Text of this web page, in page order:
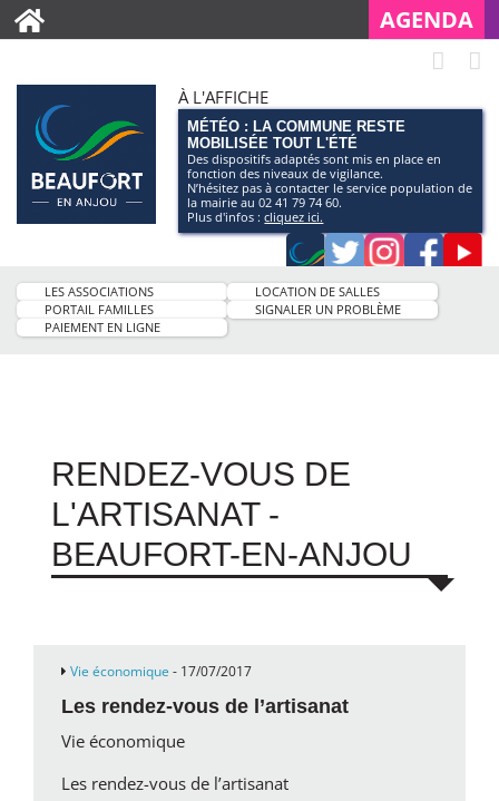
AGENDA
À L'AFFICHE
MÉTÉO : LA COMMUNE RESTE
MOBILISÉE TOUT L'ÉTÉ
Des dispositifs adaptés sont mis en place en
fonction des niveaux de vigilance.
N’hésitez pas à contacter le service population de
la mairie au 02 41 79 74 60.
Plus d'infos :cliquez ici.
Application
smartphone
de
TwitterInstagram
LES ASSOCIATIONS
LOCATION DE SALLES
PORTAIL FAMILLES
SIGNALER UN PROBLÈME
PAIEMENT EN LIGNE
RENDEZ-VOUS DE
L'ARTISANAT -
BEAUFORT-EN-ANJOU
Vie économique - 17/07/2017
Les rendez-vous de l’artisanat
Vie économique
Les rendez-vous de l’artisanat